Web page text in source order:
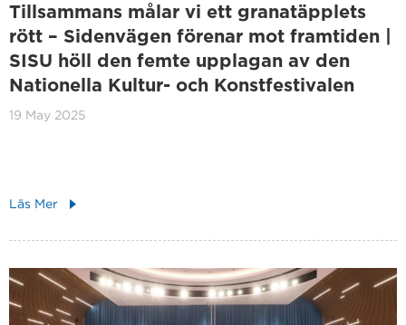
Tillsammans målar vi ett granatäpplets
rött – Sidenvägen förenar mot framtiden |
SISU höll den femte upplagan av den
Nationella Kultur- och Konstfestivalen
19 May 2025
Läs Mer